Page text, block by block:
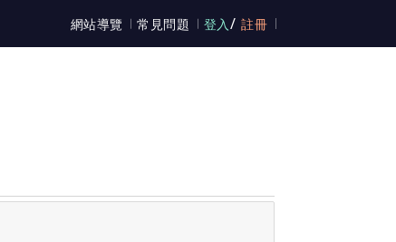
網站導覽 常見問題 登入 / 註冊